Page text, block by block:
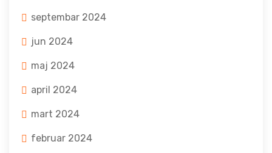
septembar 2024
jun 2024
maj 2024
april 2024
mart 2024
februar 2024